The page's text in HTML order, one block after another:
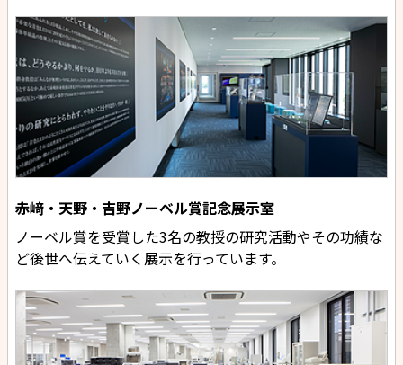
赤﨑・天野・吉野ノーベル賞記念展示室
ノーベル賞を受賞した3名の教授の研究活動やその功績な
ど後世へ伝えていく展示を行っています。